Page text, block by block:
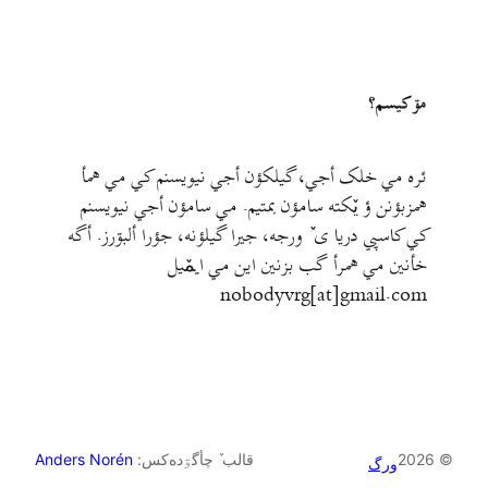
مۊ کيسم؟
ئره مي خلک أجي، گيلکؤن أجي نيويسنم کي مي همأ
همزبؤنن ؤ يٚکته سامؤن بمتيم. مي سامؤن أجي نيويسنم
کي کاسپي دريا ی ٚ ورجه، جيرا گيلؤنه، جؤرا ألبۊرز. أگه
خأنين مي همرأ گب بزنين اين مي ايمٚیل‌ ‌
nobodyvrg[at]gmail.com
© 2026 ورگ قالب ٚ چأگۊده‌کس: Anders Norén